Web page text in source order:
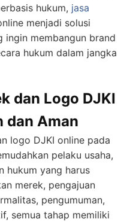
hukum, jasa
menjadi solusi
ingin membangun brand
hukum dalam jangka
dan Logo DJKI
dan Aman
logo DJKI online pada
pelaku usaha,
hukum yang harus
merek, pengajuan
pengumuman,
semua tahap memiliki